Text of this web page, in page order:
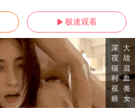
 极速观看